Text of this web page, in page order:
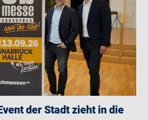
der Stadt zieht in die